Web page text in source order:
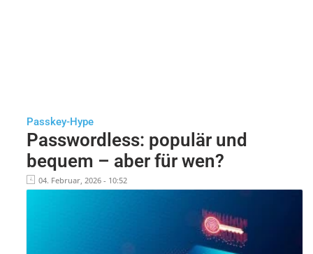
Passkey-Hype
Passwordless: populär und
bequem – aber für wen?
04. Februar, 2026 - 10:52